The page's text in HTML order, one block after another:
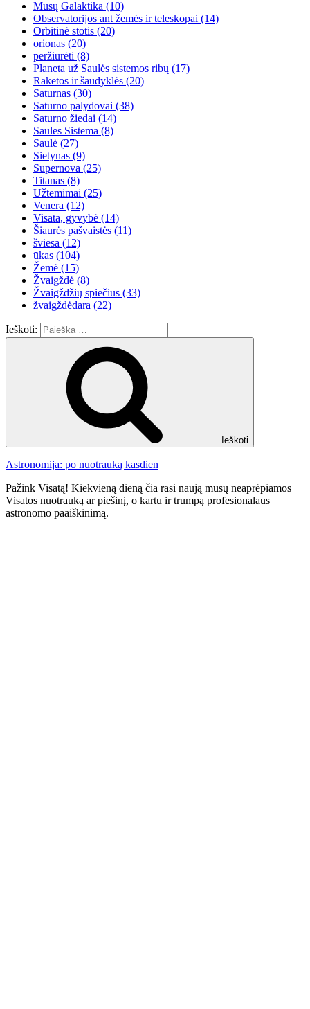
Mūsų Galaktika (10)
Observatorijos ant žemės ir teleskopai (14)
Orbitinė stotis (20)
orionas (20)
peržiūrėti (8)
Planeta už Saulės sistemos ribų (17)
Raketos ir šaudyklės (20)
Saturnas (30)
Saturno palydovai (38)
Saturno žiedai (14)
Saules Sistema (8)
Saulė (27)
Sietynas (9)
Supernova (25)
Titanas (8)
Užtemimai (25)
Venera (12)
Visata, gyvybė (14)
Šiaurės pašvaistės (11)
šviesa (12)
ūkas (104)
Žemė (15)
Žvaigždė (8)
Žvaigždžių spiečius (33)
žvaigždėdara (22)
Ieškoti:
Ieškoti
Astronomija: po nuotrauką kasdien
Pažink Visatą! Kiekvieną dieną čia rasi naują mūsų neaprėpiamos
Visatos nuotrauką ar piešinį, o kartu ir trumpą profesionalaus
astronomo paaiškinimą.